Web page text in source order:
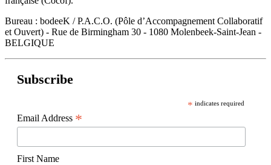
Bureau : bodeeK / P.A.C.O. (Pôle d’Accompagnement Collaboratif
et Ouvert) - Rue de Birmingham 30 - 1080 Molenbeek-Saint-Jean -
BELGIQUE
Subscribe
* indicates required
Email Address *
First Name